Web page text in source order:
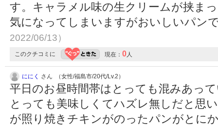
す。キャラメル味の生クリームが挟ま
気になってしまいますがおいしいパン
2022/06/13）
このクチコミに 現在： 0人
ににく さん （女性/福島市/20代/Lv.2）
平日のお昼時間帯はとっても混みあっ
とっても美味しくてハズレ無しだと思
が照り焼きチキンがのったパンがとに